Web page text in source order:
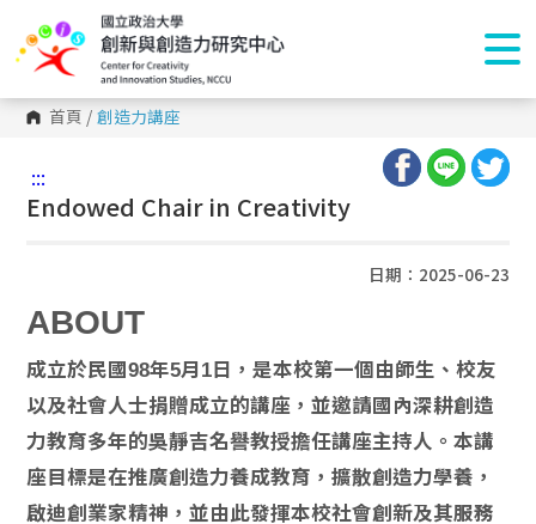
首頁 / 創造力講座
:::
Endowed Chair in Creativity
日期：2025-06-23
ABOUT
成立於民國98年5月1日，是本校第一個由師生、校友
以及社會人士捐贈成立的講座，並邀請國內深耕創造
力教育多年的吳靜吉名譽教授擔任講座主持人。本講
座目標是在推廣創造力養成教育，擴散創造力學養，
啟迪創業家精神，並由此發揮本校社會創新及其服務